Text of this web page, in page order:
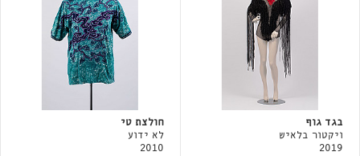
בגד גוף
ויקטור בלאיש
2019
חולצת טי
לא ידוע
2010